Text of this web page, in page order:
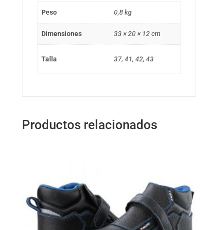
Peso 0,8 kg
Dimensiones 33 × 20 × 12 cm
Talla 37, 41, 42, 43
Productos relacionados